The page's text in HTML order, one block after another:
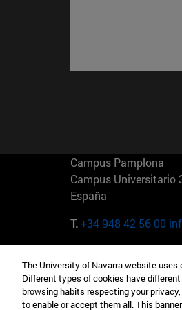
Campus Pamplona
Campus Universitario
España
T.+34 948 42 56 00
Camino del Cerro
Madrid España
The University of Navarra website
Different types of cookies have
browsing habits respecting your
to enable or accept them all. This